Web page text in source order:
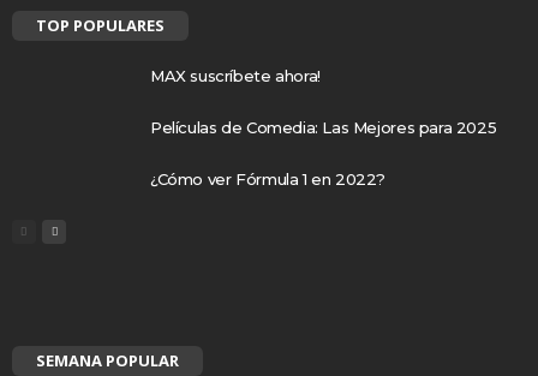
TOP POPULARES
MAX suscríbete ahora!
Películas de Comedia: Las Mejores para 2025
¿Cómo ver Fórmula 1 en 2022?
SEMANA POPULAR